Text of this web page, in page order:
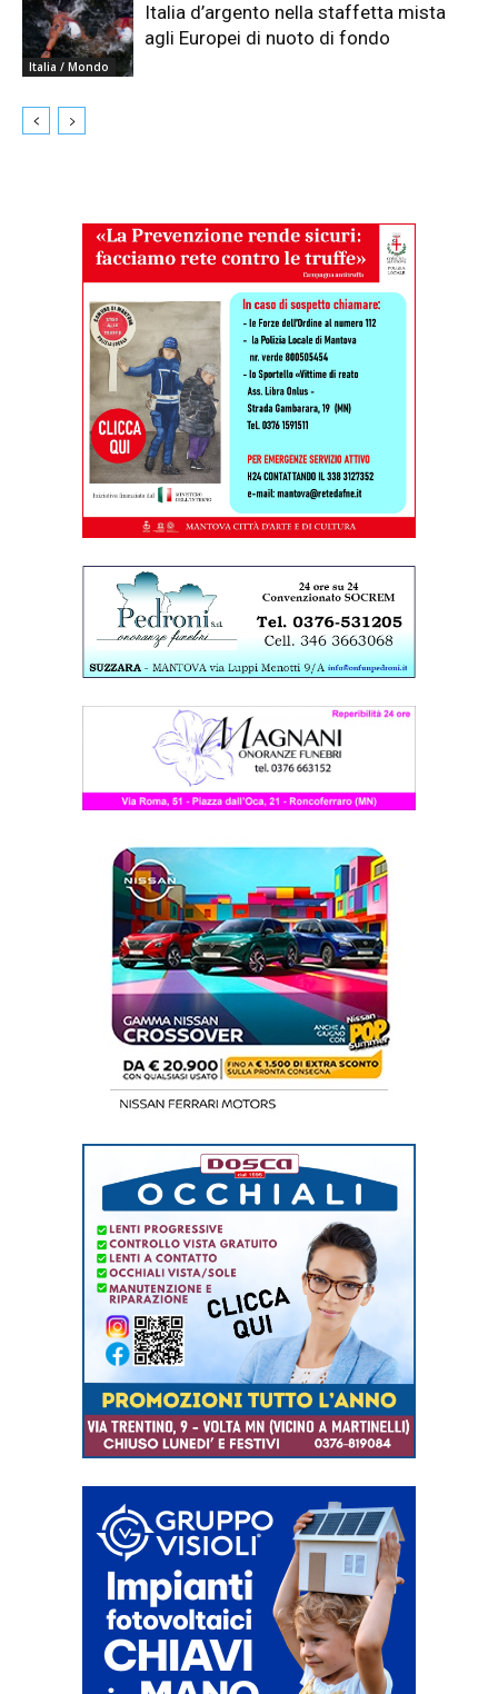
Italia / Mondo
Italia d’argento nella staffetta mista
agli Europei di nuoto di fondo